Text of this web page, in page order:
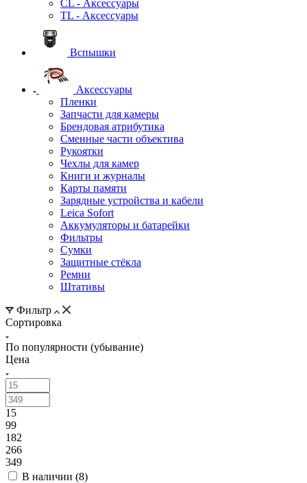
CL - Аксессуары
TL - Аксессуары
Вспышки
Аксессуары
Пленки
Запчасти для камеры
Брендовая атрибутика
Сменные части объектива
Рукоятки
Чехлы для камер
Книги и журналы
Карты памяти
Зарядные устройства и кабели
Leica Sofort
Аккумуляторы и батарейки
Фильтры
Сумки
Защитные стёкла
Ремни
Штативы
Фильтр
Сортировка
По популярности (убывание)
Цена
15
99
182
266
349
В наличии (8)